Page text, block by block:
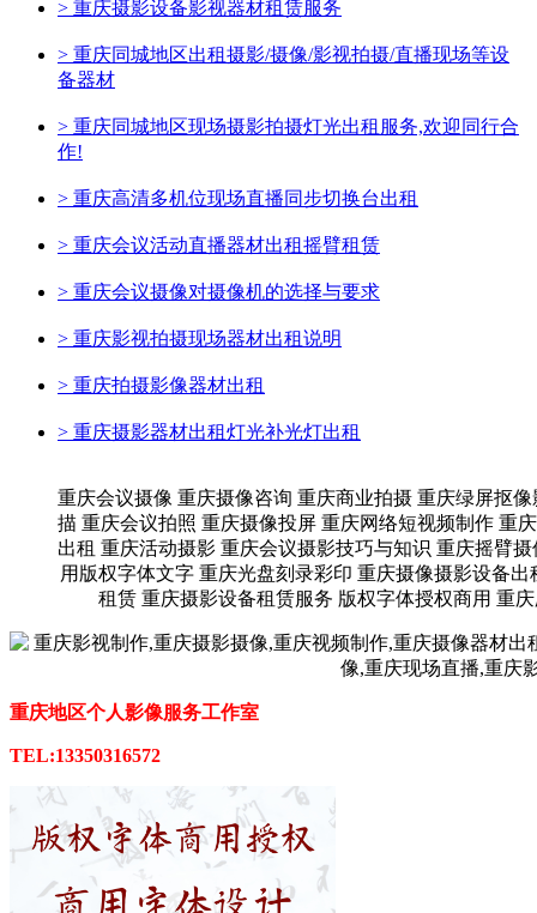
> 重庆摄影设备影视器材租赁服务
> 重庆同城地区出租摄影/摄像/影视拍摄/直播现场等设
备器材
> 重庆同城地区现场摄影拍摄灯光出租服务,欢迎同行合
作!
> 重庆高清多机位现场直播同步切换台出租
> 重庆会议活动直播器材出租摇臂租赁
> 重庆会议摄像对摄像机的选择与要求
> 重庆影视拍摄现场器材出租说明
> 重庆拍摄影像器材出租
> 重庆摄影器材出租灯光补光灯出租
重庆会议摄像 重庆摄像咨询 重庆商业拍摄 重庆绿屏抠
描 重庆会议拍照 重庆摄像投屏 重庆网络短视频制作 重
出租 重庆活动摄影 重庆会议摄影技巧与知识 重庆摇臂
用版权字体文字 重庆光盘刻录彩印 重庆摄像摄影设备
租赁 重庆摄影设备租赁服务 版权字体授权商用 重
重庆地区个人影像服务工作室
TEL:13350316572